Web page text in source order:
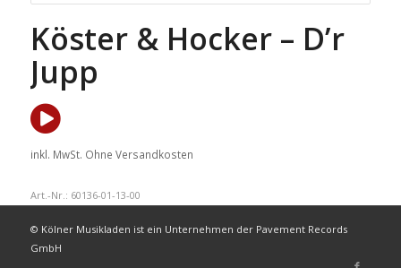
Köster & Hocker – D’r
Jupp
inkl. MwSt. Ohne Versandkosten
Art.-Nr.: 60136-01-13-00
© Kölner Musikladen ist ein Unternehmen der Pavement Records
GmbH